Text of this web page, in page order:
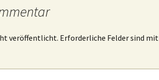
veröffentlicht. Erforderliche Felder sind mit